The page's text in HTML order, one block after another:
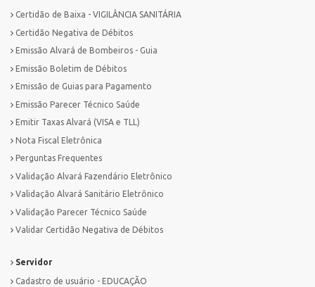
Certidão de Baixa - VIGILÂNCIA SANITÁRIA
Certidão Negativa de Débitos
Emissão Alvará de Bombeiros - Guia
Emissão Boletim de Débitos
Emissão de Guias para Pagamento
Emissão Parecer Técnico Saúde
Emitir Taxas Alvará (VISA e TLL)
Nota Fiscal Eletrônica
Perguntas Frequentes
Validação Alvará Fazendário Eletrônico
Validação Alvará Sanitário Eletrônico
Validação Parecer Técnico Saúde
Validar Certidão Negativa de Débitos
Servidor
Cadastro de usuário - EDUCAÇÃO